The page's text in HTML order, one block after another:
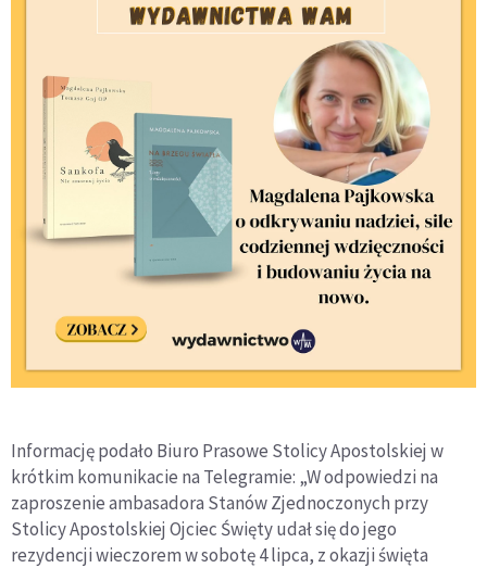
Informację podało Biuro Prasowe Stolicy Apostolskiej w
krótkim komunikacie na Telegramie: „W odpowiedzi na
zaproszenie ambasadora Stanów Zjednoczonych przy
Stolicy Apostolskiej Ojciec Święty udał się do jego
rezydencji wieczorem w sobotę 4 lipca, z okazji święta